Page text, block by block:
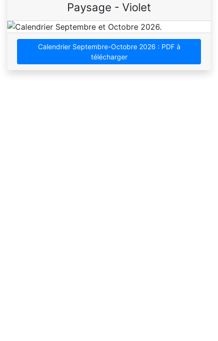
Paysage - Violet
Calendrier Septembre-Octobre 2026 : PDF à
télécharger